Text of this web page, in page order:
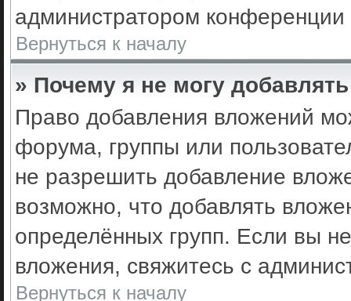
администратором
Вернуться к началу
» Почему я не могу
Право добавления вложений
форума, группы или
не разрешить добавление
возможно, что добавлять
определённых групп. Если вы
вложения, свяжитесь с
Вернуться к началу